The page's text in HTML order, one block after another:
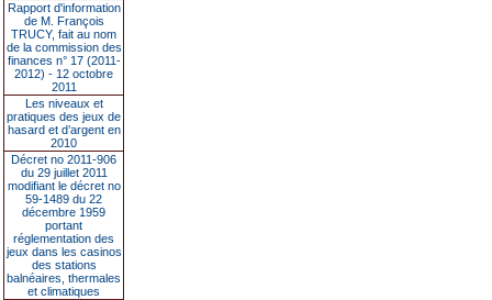
Rapport d'information
de M. François
TRUCY, fait au nom
de la commission des
finances n° 17 (2011-
2012) - 12 octobre
2011
Les niveaux et
pratiques des jeux de
hasard et d’argent en
2010
Décret no 2011-906
du 29 juillet 2011
modifiant le décret no
59-1489 du 22
décembre 1959
portant
réglementation des
jeux dans les casinos
des stations
balnéaires, thermales
et climatiques